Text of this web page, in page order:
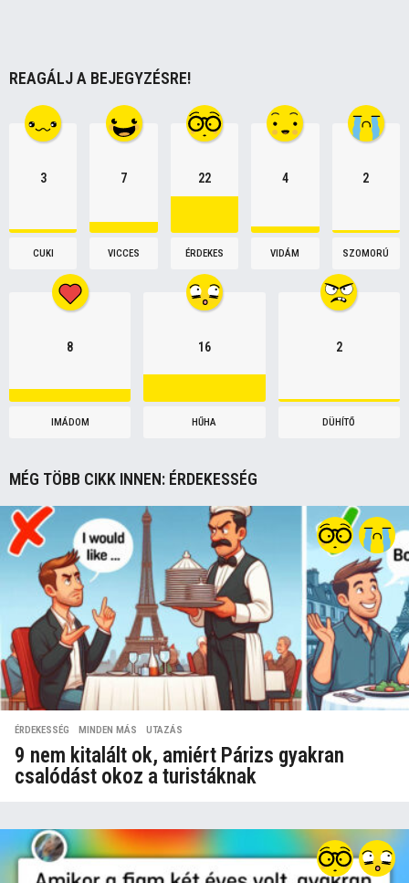
n
REAGÁLJ A BEJEGYZÉSRE!
3
CUKI
7
VICCES
22
ÉRDEKES
4
VIDÁM
2
SZOMORÚ
8
IMÁDOM
16
HŰHA
2
DÜHÍTŐ
MÉG TÖBB CIKK INNEN: ÉRDEKESSÉG
ÉRDEKESSÉG ,MINDEN MÁS ,UTAZÁS
9 nem kitalált ok, amiért Párizs gyakran
csalódást okoz a turistáknak